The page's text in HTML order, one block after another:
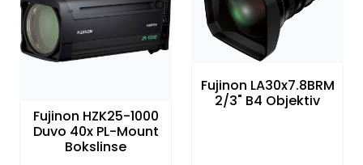
Fujinon HZK25-1000
Duvo 40x PL-Mount
Bokslinse
Fujinon LA30x7.8BRM
2/3" B4 Objektiv